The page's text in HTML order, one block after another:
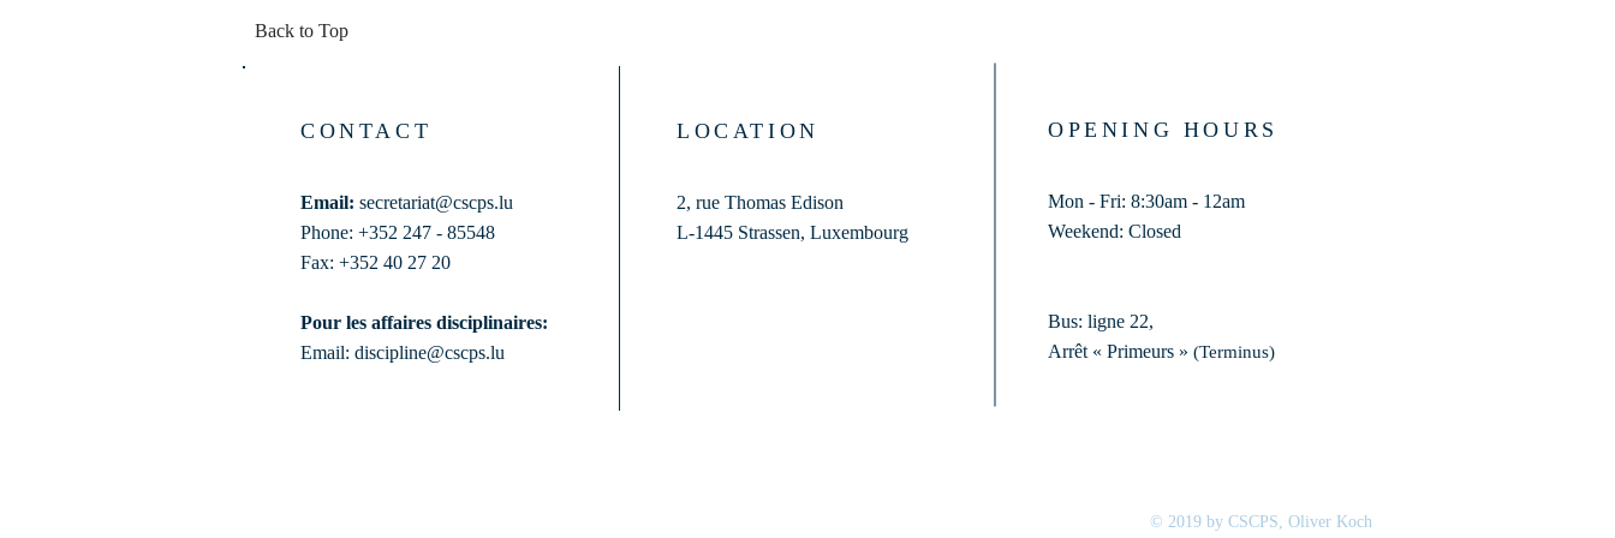
Back to Top
CONTACT LOCATION OPENING HOURS
Email: secretariat@cscps.lu
Phone: +352 247 - 85548
Fax: +352 40 27 20
Pour les affaires disciplinaires:
Email: discipline@cscps.lu
2, rue Thomas Edison
L-1445 Strassen, Luxembourg
Mon - Fri: 8:30am - 12am
Weekend: Closed
Bus: ligne 22,
Arrêt « Primeurs » (Terminus)​
© 2019 by CSCPS, Oliver Koch